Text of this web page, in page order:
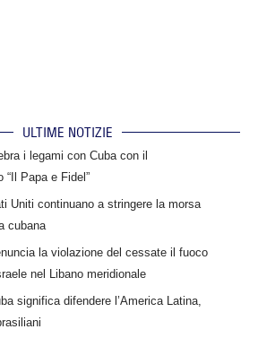
ULTIME NOTIZIE
i legami con Cuba con il
“Il Papa e Fidel”
Uniti continuano a stringere la morsa
cubana
la violazione del cessate il fuoco
nel Libano meridionale
significa difendere l’America Latina,